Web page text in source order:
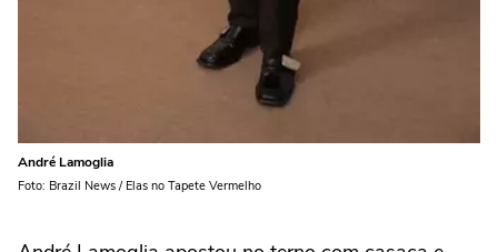
André Lamoglia
Foto: Brazil News / Elas no Tapete Vermelho